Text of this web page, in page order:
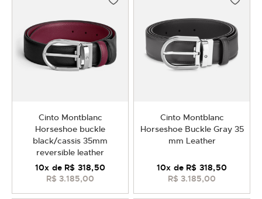
Cinto Montblanc
Horseshoe buckle
black/cassis 35mm
reversible leather
R$ 3.185,00
10x de R$ 318,50
Cinto Montblanc
Horseshoe Buckle Gray 35
mm Leather
R$ 3.185,00
10x de R$ 318,50